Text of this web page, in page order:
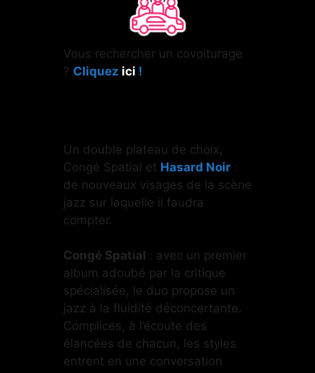
Vous rechercher un covoiturage
? Cliquez ici !
Un double plateau de choix,
Congé Spatial et Hasard Noir :
de nouveaux visages de la scène
jazz sur laquelle il faudra
compter.
Congé Spatial : avec un premier
album adoubé par la critique
spécialisée, le duo propose un
jazz à la fluidité déconcertante.
Complices, à l’écoute des
élancées de chacun, les styles
entrent en une conversation